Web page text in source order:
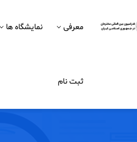
معرفی نمایشگاه ها
ثبت نام